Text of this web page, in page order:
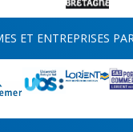
ET ENTREPRISES